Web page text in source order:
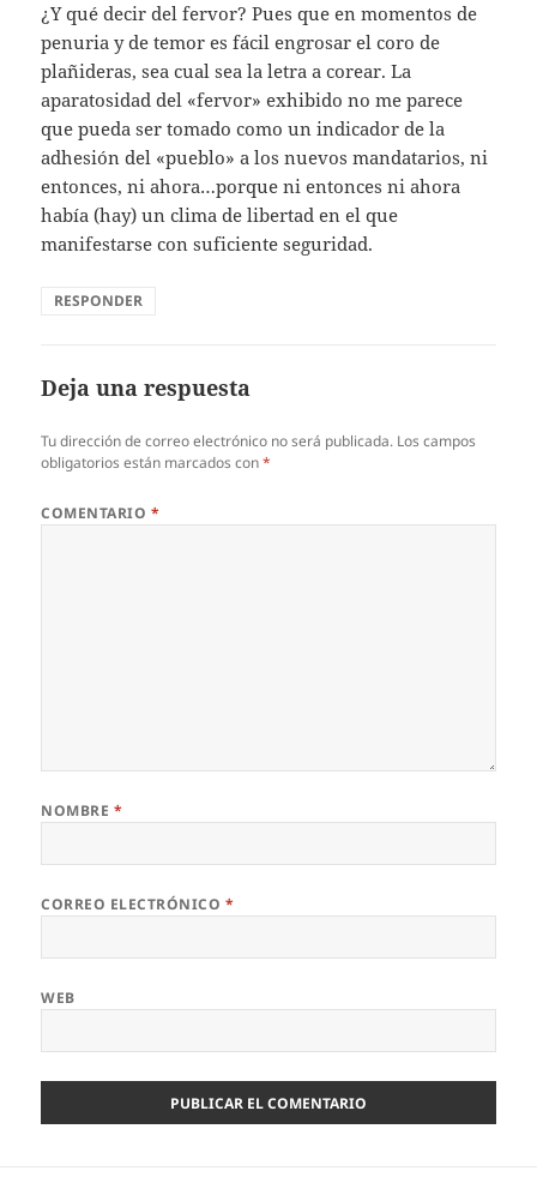
¿Y qué decir del fervor? Pues que en momentos de
penuria y de temor es fácil engrosar el coro de
plañideras, sea cual sea la letra a corear. La
aparatosidad del «fervor» exhibido no me parece
que pueda ser tomado como un indicador de la
adhesión del «pueblo» a los nuevos mandatarios, ni
entonces, ni ahora…porque ni entonces ni ahora
había (hay) un clima de libertad en el que
manifestarse con suficiente seguridad.
RESPONDER
Deja una respuesta
Tu dirección de correo electrónico no será publicada. Los campos
obligatorios están marcados con*
COMENTARIO *
NOMBRE *
CORREO ELECTRÓNICO *
WEB